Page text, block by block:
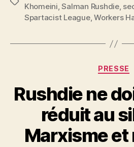
Khomeini,Salman Rushdie,
Spartacist League,Workers
PRESSE
Rushdie ne
réduit au
Marxisme et